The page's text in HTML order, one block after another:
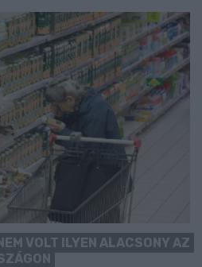
VOLT ILYEN ALACSONY AZ